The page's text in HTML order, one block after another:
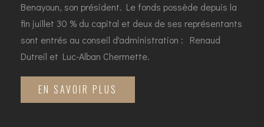
Benayoun, son président. Le fonds possède depuis la
fin juillet 30 % du capital et deux de ses représentants
sont entrés au conseil d'administration : Renaud
Dutreil et Luc-Alban Chermette.
EN SAVOIR PLUS